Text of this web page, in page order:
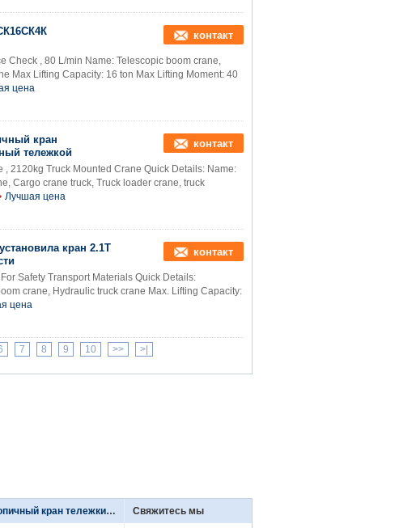
контакт
Check , 80 L/min Name: Telescopic boom crane,
Max Lifting Capacity: 16 ton Max Lifting Moment: 40
цена
кран
тележкой
контакт
2120kg Truck Mounted Crane Quick Details: Name:
Cargo crane truck, Truck loader crane, truck
Лучшая цена
кран 2.1T
контакт
Safety Transport Materials Quick Details:
crane, Hydraulic truck crane Max. Lifting Capacity:
цена
7 8 9 10 >> >|
Телескопичный кран тележки заграждения Свяжитесь мы